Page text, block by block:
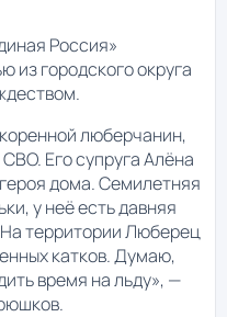
Россия»
из городского округа
люберчанин,
Его супруга Алёна
дома. Семилетняя
у неё есть давняя
территории Люберец
катков. Думаю,
время на льду», —